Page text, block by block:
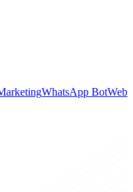
WhatsApp BotWeb